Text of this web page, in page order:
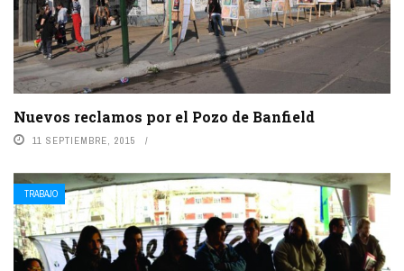
Nuevos reclamos por el Pozo de Banfield
11 SEPTIEMBRE, 2015
TRABAJO